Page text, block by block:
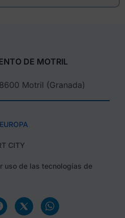
DE MOTRIL
Motril (Granada)​
CITY
uso de las tecnologías de